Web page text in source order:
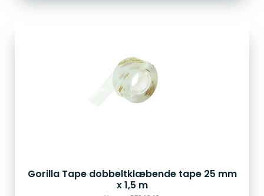
Gorilla Tape dobbeltklæbende tape 25 mm
x 1,5 m